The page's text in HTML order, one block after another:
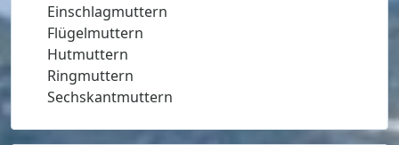
Einschlagmuttern
Flügelmuttern
Hutmuttern
Ringmuttern
Sechskantmuttern